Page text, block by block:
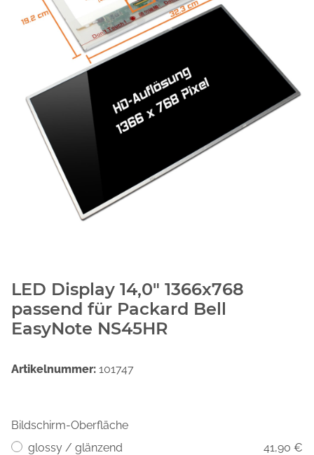
LED Display 14,0" 1366x768
passend für Packard Bell
EasyNote NS45HR
Artikelnummer: 101747
Bildschirm-Oberfläche
glossy / glänzend
41,90 €